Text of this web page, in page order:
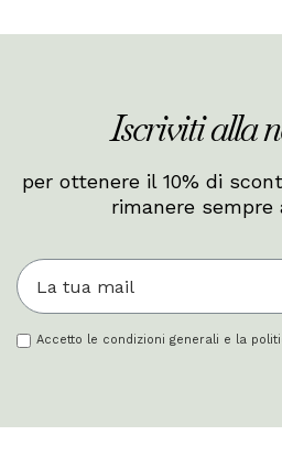
Iscriviti alla
per ottenere il 10% di
rimanere sempre
Accetto le condizioni generali e la